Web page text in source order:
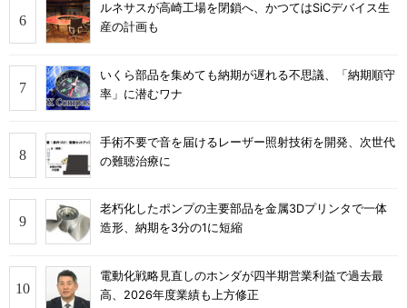
ルネサスが高崎工場を閉鎖へ、かつてはSiCデバイス生
産の計画も
いくら部品を集めても納期が遅れる不思議、「納期順守
率」に潜むワナ
手術不要で音を届けるレーザー照射技術を開発、次世代
の難聴治療に
老朽化したポンプの主要部品を金属3Dプリンタで一体
造形、納期を3分の1に短縮
電動化戦略見直しのホンダが四半期営業利益で過去最
高、2026年度業績も上方修正